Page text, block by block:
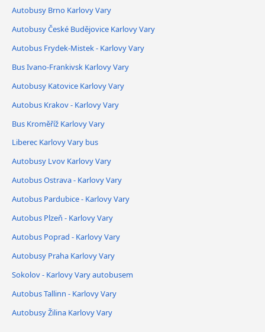
Autobusy Brno Karlovy Vary
Autobusy České Budějovice Karlovy Vary
Autobus Frydek-Mistek - Karlovy Vary
Bus Ivano-Frankivsk Karlovy Vary
Autobusy Katovice Karlovy Vary
Autobus Krakov - Karlovy Vary
Bus Kroměříž Karlovy Vary
Liberec Karlovy Vary bus
Autobusy Lvov Karlovy Vary
Autobus Ostrava - Karlovy Vary
Autobus Pardubice - Karlovy Vary
Autobus Plzeň - Karlovy Vary
Autobus Poprad - Karlovy Vary
Autobusy Praha Karlovy Vary
Sokolov - Karlovy Vary autobusem
Autobus Tallinn - Karlovy Vary
Autobusy Žilina Karlovy Vary